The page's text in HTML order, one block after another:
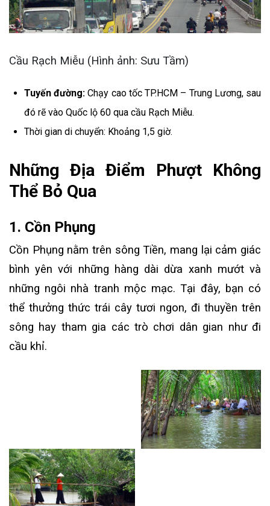
Cầu Rạch Miễu (Hình ảnh: Sưu Tầm)
Tuyến đường: Chạy cao tốc TP.HCM – Trung Lương, sau
đó rẽ vào Quốc lộ 60 qua cầu Rạch Miễu.
Thời gian di chuyển: Khoảng 1,5 giờ.
Những Địa Điểm Phượt Không
Thể Bỏ Qua
1. Cồn Phụng
Cồn Phụng nằm trên sông Tiền, mang lại cảm giác
bình yên với những hàng dài dừa xanh mướt và
những ngôi nhà tranh mộc mạc. Tại đây, bạn có
thể thưởng thức trái cây tươi ngon, đi thuyền trên
sông hay tham gia các trò chơi dân gian như đi
cầu khỉ.